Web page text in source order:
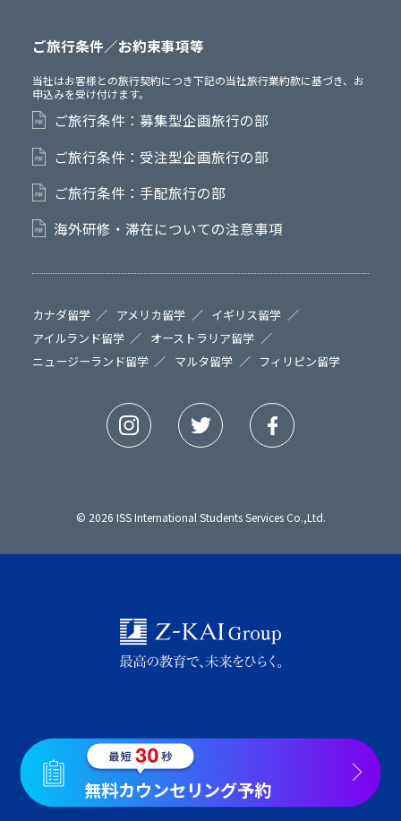
ご旅行条件／お約束事項等
当社はお客様との旅行契約につき下記の当社旅行業約款に基づき、お
申込みを受け付けます。
ご旅行条件：募集型企画旅行の部
ご旅行条件：受注型企画旅行の部
ご旅行条件：手配旅行の部
海外研修・滞在についての注意事項
カナダ留学 アメリカ留学
イギリス留学
アイルランド留学
オーストラリア留学
ニュージーランド留学
マルタ留学 フィリピン留学
© 2026 ISS International Students Services Co.,Ltd.
無料カウンセリング予約